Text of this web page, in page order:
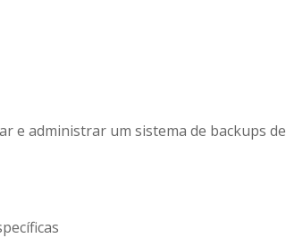
e administrar um sistema de backups de